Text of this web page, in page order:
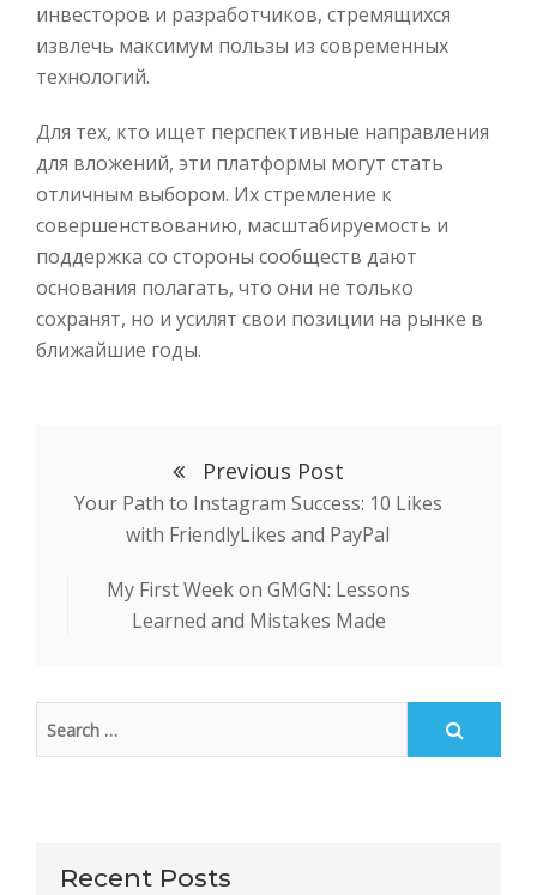
инвесторов и разработчиков, стремящихся
извлечь максимум пользы из современных
технологий.
Для тех, кто ищет перспективные направления
для вложений, эти платформы могут стать
отличным выбором. Их стремление к
совершенствованию, масштабируемость и
поддержка со стороны сообществ дают
основания полагать, что они не только
сохранят, но и усилят свои позиции на рынке в
ближайшие годы.
Previous Post
Your Path to Instagram Success: 10 Likes
with FriendlyLikes and PayPal
Next
Post
My First Week on GMGN: Lessons
Learned and Mistakes Made
Recent Posts